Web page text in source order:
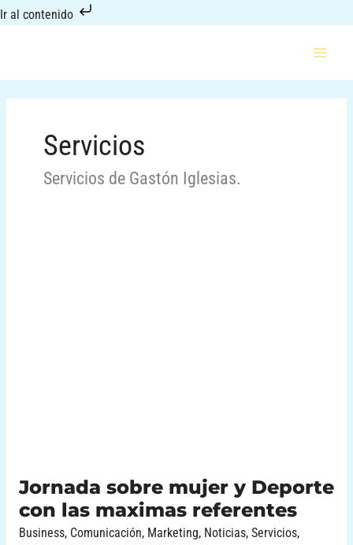
Ir al contenido
Ir
al
Servicios
Servicios de Gastón Iglesias.
Jornada sobre mujer y Deporte
con las maximas referentes
Business, Comunicación, Marketing, Noticias, Servicios,